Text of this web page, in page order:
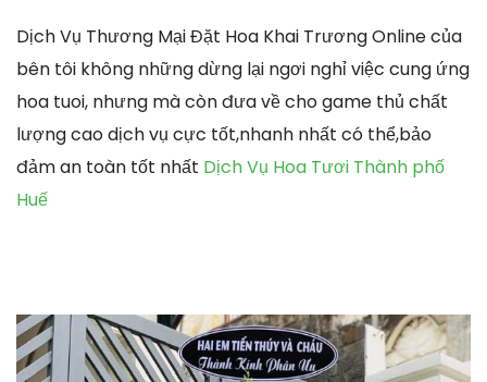
Dịch Vụ Thương Mại Đặt Hoa Khai Trương Online của
bên tôi không những dừng lại ngơi nghỉ việc cung ứng
hoa tuoi, nhưng mà còn đưa về cho game thủ chất
lượng cao dịch vụ cực tốt,nhanh nhất có thể,bảo
đảm an toàn tốt nhất Dịch Vụ Hoa Tươi Thành phố
Huế